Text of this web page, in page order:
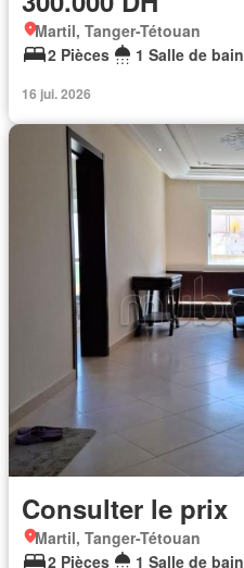
Martil, Tanger-Tétouan
2 Pièces
1 Salle de bain
16 jui. 2026
Consulter le prix
Martil, Tanger-Tétouan
2 Pièces
1 Salle de bain